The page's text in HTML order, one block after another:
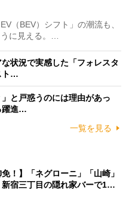
（BEV）シフト」の潮流も、
に見える。…
状況で実感した「フォレスタ
ト…
と戸惑うのには理由があっ
躍進…
一覧を見る
免！】「ネグローニ」「山崎」
新宿三丁目の隠れ家バーで1…